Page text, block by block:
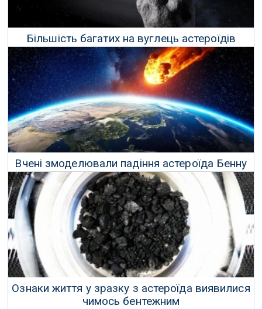
Більшість багатих на вуглець астероїдів
ніколи не долітають до Землі
16 Квітня 2025 р.
Вчені змоделювали падіння астероїда Бенну
на Землю у вересні 2182 року
09 Лютого 2025 р.
Ознаки життя у зразку з астероїда виявилися
чимось бентежним